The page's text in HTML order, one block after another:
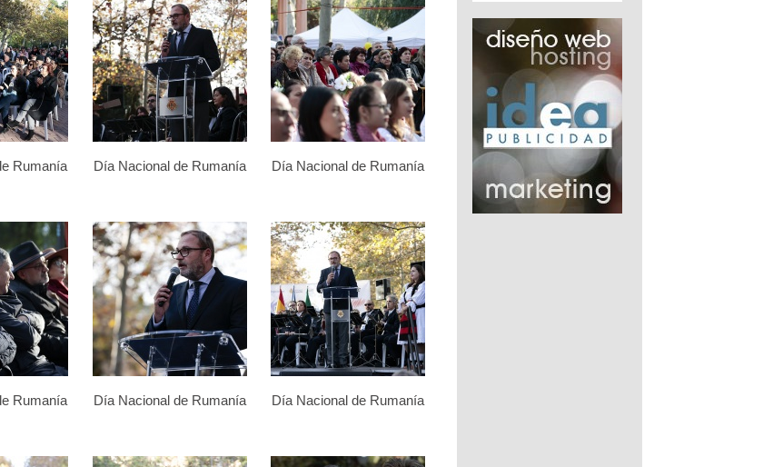
Rumanía Día Nacional de Rumanía Día Nacional de Rumanía
Rumanía Día Nacional de Rumanía Día Nacional de Rumanía